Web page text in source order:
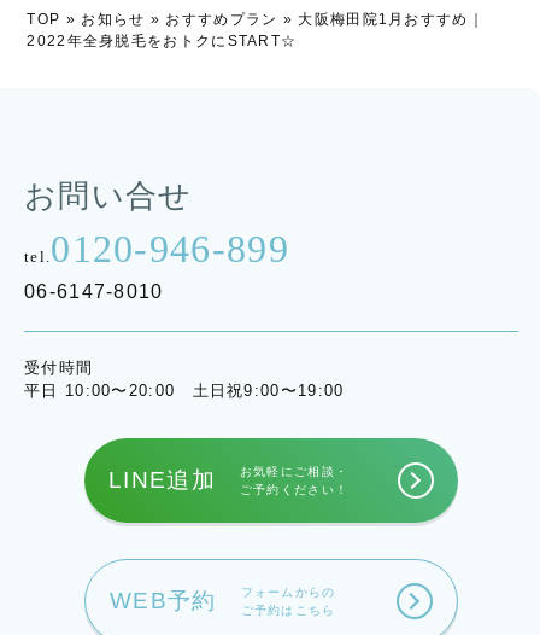
TOP » お知らせ » おすすめプラン »大阪梅田院1月おすすめ｜
2022年全身脱毛をおトクにSTART☆
お問い合せ
tel. 0120-946-899
06-6147-8010
受付時間
平日 10:00〜20:00 土日祝9:00〜19:00
LINE追加
お気軽にご相談・
ご予約ください！
WEB予約
フォームからの
ご予約はこちら